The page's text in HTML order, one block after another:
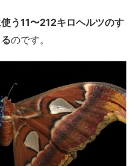
う11〜212キロヘルツのす
のです。